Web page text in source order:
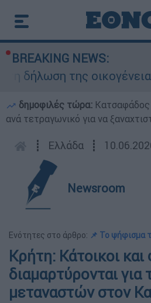
BREAKING NEWS:
οικογένειας της
δημοφιλές τώρα:
ανά τετραγωνικό για να
┋ Ελλάδα ┋
Newsroom
Ενότητες στο άρθρο: 📌 Το ψήφισμα
Κρήτη: Κάτοικοι και
διαμαρτύρονται για
μεταναστών στον